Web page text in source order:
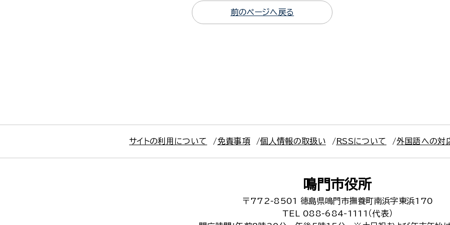
前のページへ戻る
サイトの利用について 免責事項 個人情報の取扱い RSSについて 外国語への対
鳴門市役所
〒772-8501
徳島県鳴門市撫養町南浜字東浜170
TEL 088-684-1111（代表）